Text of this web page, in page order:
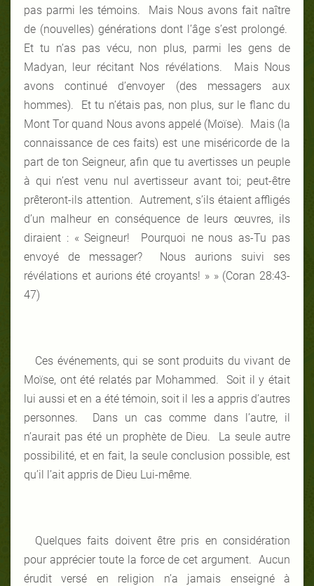
pas parmi les témoins. Mais Nous avons fait naître
de (nouvelles) générations dont l’âge s’est prolongé.
Et tu n’as pas vécu, non plus, parmi les gens de
Madyan, leur récitant Nos révélations. Mais Nous
avons continué d’envoyer (des messagers aux
hommes). Et tu n’étais pas, non plus, sur le flanc du
Mont Tor quand Nous avons appelé (Moïse). Mais (la
connaissance de ces faits) est une miséricorde de la
part de ton Seigneur, afin que tu avertisses un peuple
à qui n’est venu nul avertisseur avant toi; peut-être
prêteront-ils attention. Autrement, s’ils étaient affligés
d’un malheur en conséquence de leurs œuvres, ils
diraient : « Seigneur! Pourquoi ne nous as-Tu pas
envoyé de messager? Nous aurions suivi ses
révélations et aurions été croyants! » » (Coran 28:43-
47)
Ces événements, qui se sont produits du vivant de
Moïse, ont été relatés par Mohammed. Soit il y était
lui aussi et en a été témoin, soit il les a appris d’autres
personnes. Dans un cas comme dans l’autre, il
n’aurait pas été un prophète de Dieu. La seule autre
possibilité, et en fait, la seule conclusion possible, est
qu’il l’ait appris de Dieu Lui-même.
Quelques faits doivent être pris en considération
pour apprécier toute la force de cet argument. Aucun
érudit versé en religion n’a jamais enseigné à